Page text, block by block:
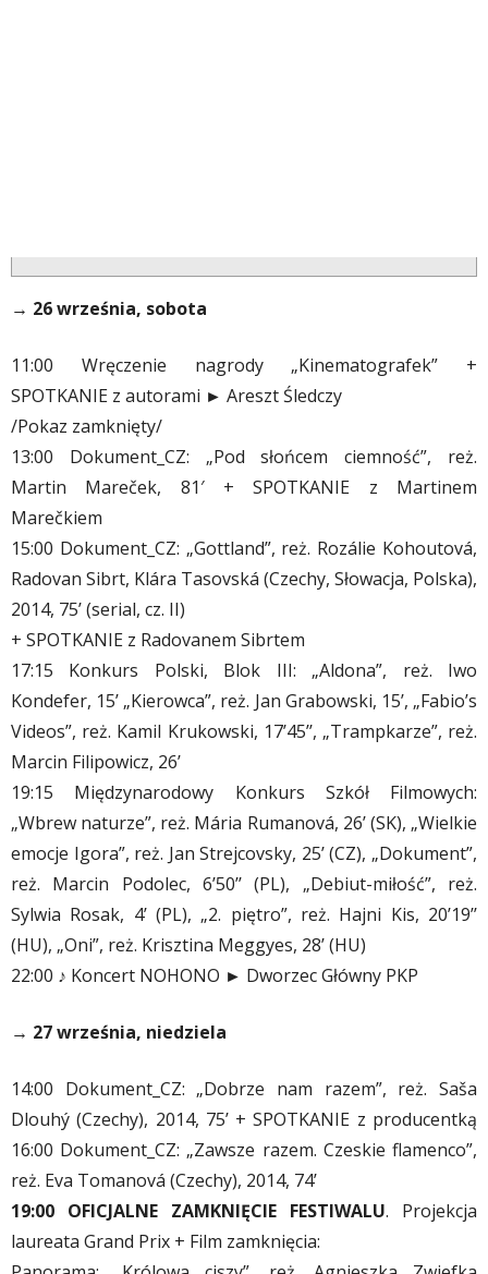
→ 26 września, sobota
11:00 Wręczenie nagrody „Kinematografek” +
SPOTKANIE z autorami ► Areszt Śledczy
/Pokaz zamknięty/
13:00 Dokument_CZ: „Pod słońcem ciemność”, reż.
Martin Mareček, 81′ + SPOTKANIE z Martinem
Marečkiem
15:00 Dokument_CZ: „Gottland”, reż. Rozálie Kohoutová,
Radovan Sibrt, Klára Tasovská (Czechy, Słowacja, Polska),
2014, 75’ (serial, cz. II)
+ SPOTKANIE z Radovanem Sibrtem
17:15 Konkurs Polski, Blok III: „Aldona”, reż. Iwo
Kondefer, 15’ „Kierowca”, reż. Jan Grabowski, 15’, „Fabio’s
Videos”, reż. Kamil Krukowski, 17’45’’, „Trampkarze”, reż.
Marcin Filipowicz, 26’
19:15 Międzynarodowy Konkurs Szkół Filmowych:
„Wbrew naturze”, reż. Mária Rumanová, 26’ (SK), „Wielkie
emocje Igora”, reż. Jan Strejcovsky, 25’ (CZ), „Dokument”,
reż. Marcin Podolec, 6’50’’ (PL), „Debiut-miłość”, reż.
Sylwia Rosak, 4’ (PL), „2. piętro”, reż. Hajni Kis, 20’19’’
(HU), „Oni”, reż. Krisztina Meggyes, 28’ (HU)
22:00 ♪ Koncert NOHONO ► Dworzec Główny PKP
→ 27 września, niedziela
14:00 Dokument_CZ: „Dobrze nam razem”, reż. Saša
Dlouhý (Czechy), 2014, 75’ + SPOTKANIE z producentką
16:00 Dokument_CZ: „Zawsze razem. Czeskie flamenco”,
reż. Eva Tomanová (Czechy), 2014, 74’
19:00 OFICJALNE ZAMKNIĘCIE FESTIWALU. Projekcja
laureata Grand Prix + Film zamknięcia: